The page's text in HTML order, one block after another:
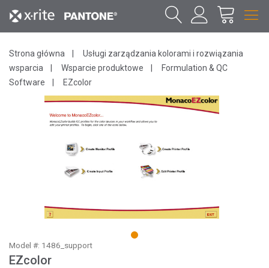
Strona główna
Usługi zarządzania kolorami i rozwiązania
wsparcia
Wsparcie produktowe
Formulation & QC
Software
EZcolor
1
Model #: 1486_support
EZcolor